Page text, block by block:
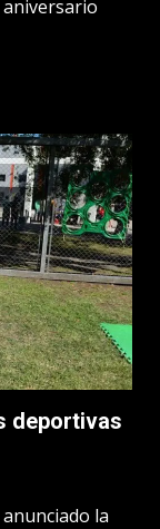
aniversario
deportivas
la